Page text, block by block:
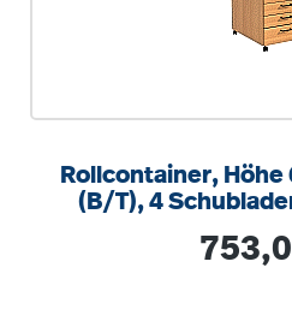
Rollcontainer, Höhe
(B/T), 4
Regulärer